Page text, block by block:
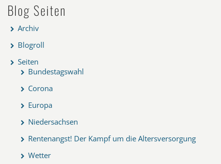
Blog Seiten
Archiv
Blogroll
Seiten
Bundestagswahl
Corona
Europa
Niedersachsen
Rentenangst! Der Kampf um die Altersversorgung
Wetter